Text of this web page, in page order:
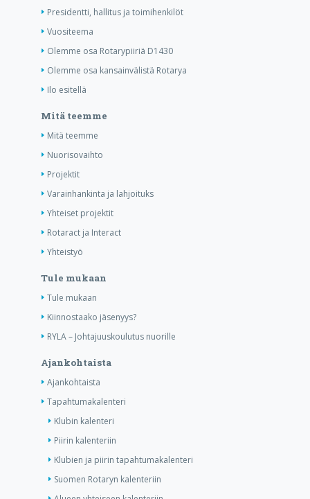
Presidentti, hallitus ja toimihenkilöt
Vuositeema
Olemme osa Rotarypiiriä D1430
Olemme osa kansainvälistä Rotarya
Ilo esitellä
Mitä teemme
Mitä teemme
Nuorisovaihto
Projektit
Varainhankinta ja lahjoituks
Yhteiset projektit
Rotaract ja Interact
Yhteistyö
Tule mukaan
Tule mukaan
Kiinnostaako jäsenyys?
RYLA – Johtajuuskoulutus nuorille
Ajankohtaista
Ajankohtaista
Tapahtumakalenteri
Klubin kalenteri
Piirin kalenteriin
Klubien ja piirin tapahtumakalenteri
Suomen Rotaryn kalenteriin